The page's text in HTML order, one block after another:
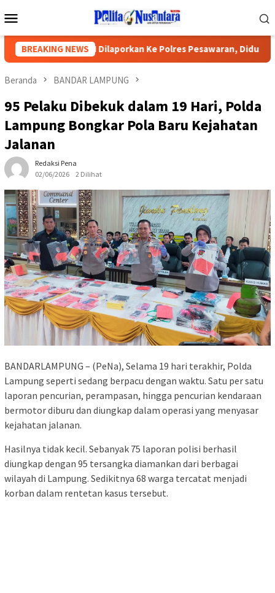
ke
Mobile
BREAKING NEWS
SMPN Dilaporkan Ke Polres Pesawaran, Diduga Rampas
Beranda BANDAR LAMPUNG
95 Pelaku Dibekuk dalam 19 Hari, Polda
Lampung Bongkar Pola Baru Kejahatan
Jalanan
Redaksi Pena
02/06/2026
2 Dilihat
BANDARLAMPUNG – (PeNa), Selama 19 hari terakhir, Polda
Lampung seperti sedang berpacu dengan waktu. Satu per satu
laporan pencurian, perampasan, hingga pencurian kendaraan
bermotor diburu dan diungkap dalam operasi yang menyasar
kejahatan jalanan.
Hasilnya tidak kecil. Sebanyak 75 laporan polisi berhasil
diungkap dengan 95 tersangka diamankan dari berbagai
wilayah di Lampung. Sedikitnya 68 warga tercatat menjadi
korban dalam rentetan kasus tersebut.